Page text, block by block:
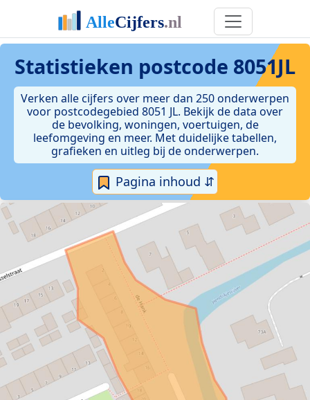
Statistieken postcode 8051JL
Verken alle cijfers over meer dan 250 onderwerpen
voor postcodegebied 8051 JL. Bekijk de data over
de bevolking, woningen, voertuigen, de
leefomgeving en meer. Met duidelijke tabellen,
grafieken en uitleg bij de onderwerpen.
Pagina inhoud ⇵